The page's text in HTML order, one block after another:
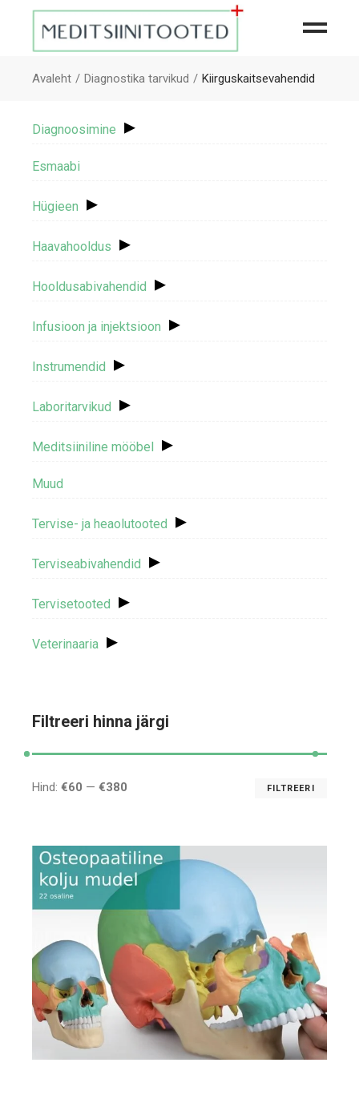
Avaleht Diagnostika tarvikud Kiirguskaitsevahendid
Diagnoosimine ▸
Esmaabi
Hügieen ▸
Haavahooldus ▸
Hooldusabivahendid ▸
Infusioon ja injektsioon ▸
Instrumendid ▸
Laboritarvikud ▸
Meditsiiniline mööbel ▸
Muud
Tervise- ja heaolutooted ▸
Terviseabivahendid ▸
Tervisetooted ▸
Veterinaaria ▸
Filtreeri hinna järgi
FILTREERI
Hind:€60 —€380